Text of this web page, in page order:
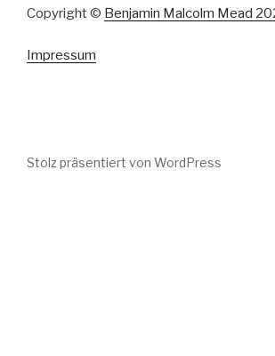
Copyright © Benjamin Malcolm Mead
Impressum
Stolz präsentiert von WordPress